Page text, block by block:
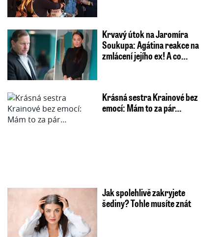
Krvavý útok na Jaromíra
Soukupa: Agátina reakce na
zmlácení jejího ex! A co…
Krásná sestra Krainové bez
emocí: Mám to za pár…
Jak spolehlivě zakryjete
šediny? Tohle musíte znát